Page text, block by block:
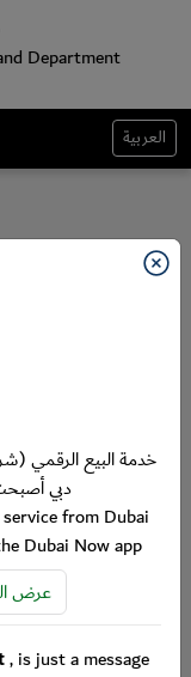
العربية
خدمة البيع الرقمي
دبي
from Dubai
Dubai Now app
عرض
, is just a message